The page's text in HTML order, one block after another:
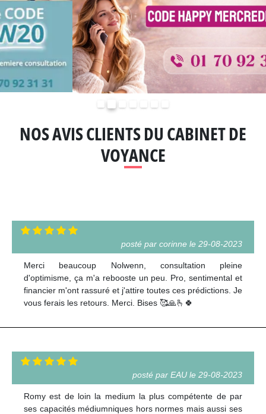
NOS AVIS CLIENTS DU CABINET DE
VOYANCE
posté par corinne le 29-08-2023
Merci beaucoup Nolwenn, consultation pleine
d'optimisme, ça m'a rebooste un peu. Pro, sentimental et
financier m'ont rassuré et j'attire toutes ces prédictions. Je
vous ferais les retours. Merci. Bises 🥰🙏🫰🍀
posté par EAU le 29-08-2023
Romy est de loin la medium la plus compétente de par
ses capacités médiumniques hors normes mais aussi ses